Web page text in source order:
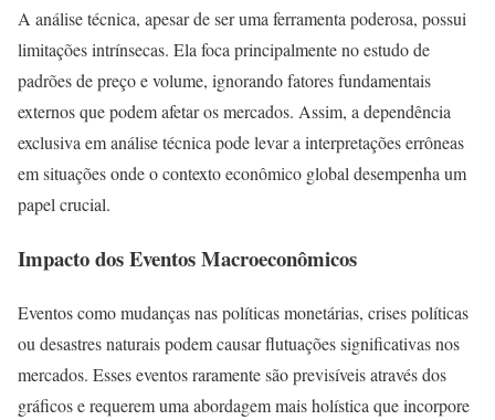
A análise técnica, apesar de ser uma ferramenta poderosa, possui
limitações intrínsecas. Ela foca principalmente no estudo de
padrões de preço e volume, ignorando fatores fundamentais
externos que podem afetar os mercados. Assim, a dependência
exclusiva em análise técnica pode levar a interpretações errôneas
em situações onde o contexto econômico global desempenha um
papel crucial.
Impacto dos Eventos Macroeconômicos
Eventos como mudanças nas políticas monetárias, crises políticas
ou desastres naturais podem causar flutuações significativas nos
mercados. Esses eventos raramente são previsíveis através dos
gráficos e requerem uma abordagem mais holística que incorpore